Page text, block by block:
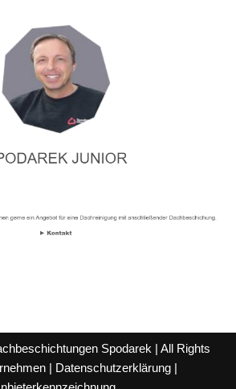
Spodarek | All Rights
Datenschutzerklärung